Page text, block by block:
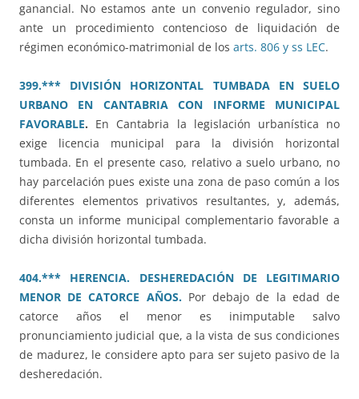
ganancial. No estamos ante un convenio regulador, sino
ante un procedimiento contencioso de liquidación de
régimen económico-matrimonial de los arts. 806 y ss LEC.
399.*** DIVISIÓN HORIZONTAL TUMBADA EN SUELO
URBANO EN CANTABRIA CON INFORME MUNICIPAL
FAVORABLE. En Cantabria la legislación urbanística no
exige licencia municipal para la división horizontal
tumbada. En el presente caso, relativo a suelo urbano, no
hay parcelación pues existe una zona de paso común a los
diferentes elementos privativos resultantes, y, además,
consta un informe municipal complementario favorable a
dicha división horizontal tumbada.
404.*** HERENCIA. DESHEREDACIÓN DE LEGITIMARIO
MENOR DE CATORCE AÑOS. Por debajo de la edad de
catorce años el menor es inimputable salvo
pronunciamiento judicial que, a la vista de sus condiciones
de madurez, le considere apto para ser sujeto pasivo de la
desheredación.